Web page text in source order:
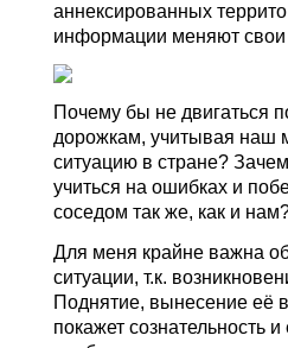
аннексированных
информации меняют свои
Почему бы не двигаться
дорожкам, учитывая наш
ситуацию в стране?
учиться на ошибках и
соседом так же, как и
Для меня крайне важна
ситуации, т.к.
Поднятие, вынесение её
покажет сознательность